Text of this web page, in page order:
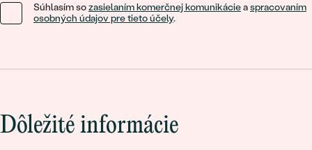
Súhlasím sozasielaním komerčnej komunikácieaspracovaním
osobných údajov pre tieto účely.
Dôležité informácie